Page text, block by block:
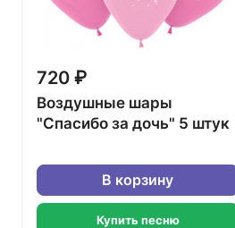
720 ₽
Воздушные шары
"Спасибо за дочь" 5 штук
В корзину
Купить песню